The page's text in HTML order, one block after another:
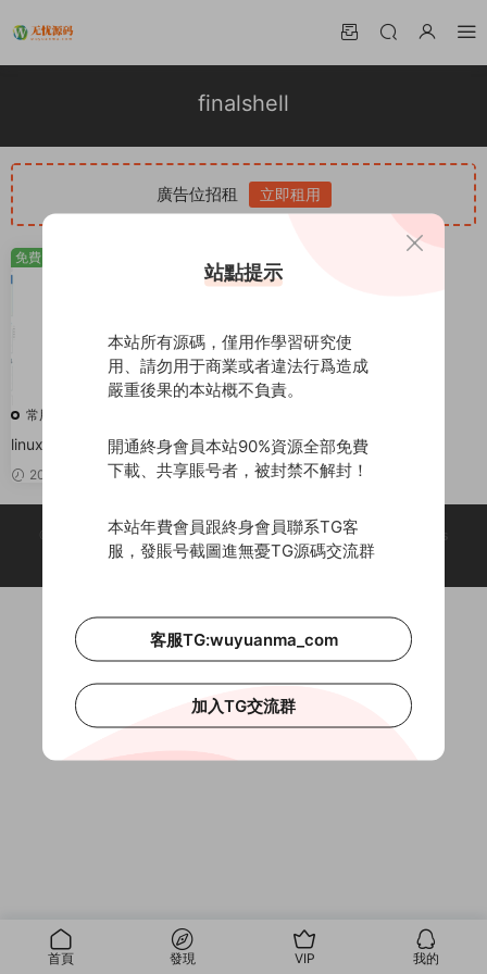
finalshell
廣告位招租 立即租用
常用工具
linux雲服務器鏈接軟件finalshell
2021-11-01 免費
免費
© 2018-2026 Theme by - 無憂源碼 & Wuyuanma.Com Theme. All rights
reserved
首頁 發現 VIP 我的
站點提示
本站所有源碼，僅用作學習研究使
用、請勿用于商業或者違法行爲造成
嚴重後果的本站概不負責。
開通終身會員本站90%資源全部免費
下載、共享賬号者，被封禁不解封！
本站年費會員跟終身會員聯系TG客
服，發賬号截圖進無憂TG源碼交流群
客服TG:wuyuanma_com
加入TG交流群